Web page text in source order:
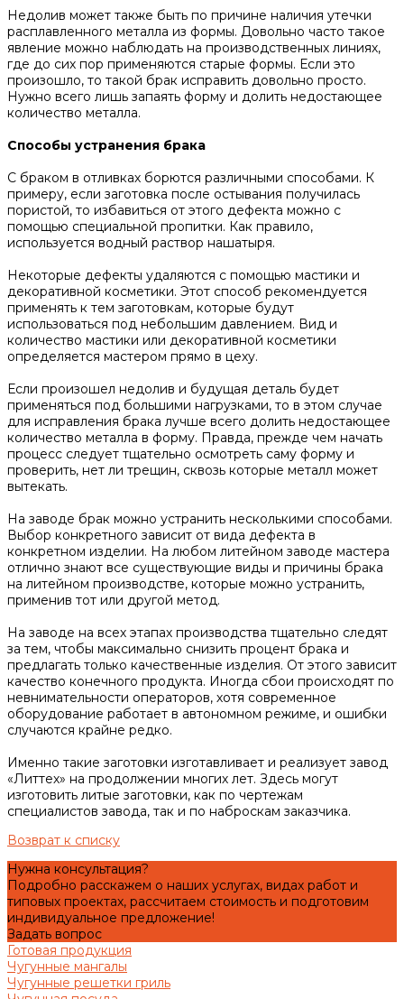
Недолив может также быть по причине наличия утечки
расплавленного металла из формы. Довольно часто такое
явление можно наблюдать на производственных линиях,
где до сих пор применяются старые формы. Если это
произошло, то такой брак исправить довольно просто.
Нужно всего лишь запаять форму и долить недостающее
количество металла.
Способы устранения брака
С браком в отливках борются различными способами. К
примеру, если заготовка после остывания получилась
пористой, то избавиться от этого дефекта можно с
помощью специальной пропитки. Как правило,
используется водный раствор нашатыря.
Некоторые дефекты удаляются с помощью мастики и
декоративной косметики. Этот способ рекомендуется
применять к тем заготовкам, которые будут
использоваться под небольшим давлением. Вид и
количество мастики или декоративной косметики
определяется мастером прямо в цеху.
Если произошел недолив и будущая деталь будет
применяться под большими нагрузками, то в этом случае
для исправления брака лучше всего долить недостающее
количество металла в форму. Правда, прежде чем начать
процесс следует тщательно осмотреть саму форму и
проверить, нет ли трещин, сквозь которые металл может
вытекать.
На заводе брак можно устранить несколькими способами.
Выбор конкретного зависит от вида дефекта в
конкретном изделии. На любом литейном заводе мастера
отлично знают все существующие виды и причины брака
на литейном производстве, которые можно устранить,
применив тот или другой метод.
На заводе на всех этапах производства тщательно следят
за тем, чтобы максимально снизить процент брака и
предлагать только качественные изделия. От этого зависит
качество конечного продукта. Иногда сбои происходят по
невнимательности операторов, хотя современное
оборудование работает в автономном режиме, и ошибки
случаются крайне редко.
Именно такие заготовки изготавливает и реализует завод
«Литтех» на продолжении многих лет. Здесь могут
изготовить литые заготовки, как по чертежам
специалистов завода, так и по наброскам заказчика.
Возврат к списку
Нужна консультация?
Подробно расскажем о наших услугах, видах работ и
типовых проектах, рассчитаем стоимость и подготовим
индивидуальное предложение!
Задать вопрос
Готовая продукция
Чугунные мангалы
Чугунные решетки гриль